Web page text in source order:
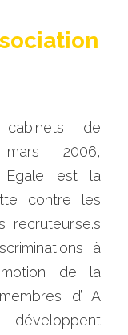
de
2006,
Egale est la
contre les
recruteur.se.s
à
de la
d’ A